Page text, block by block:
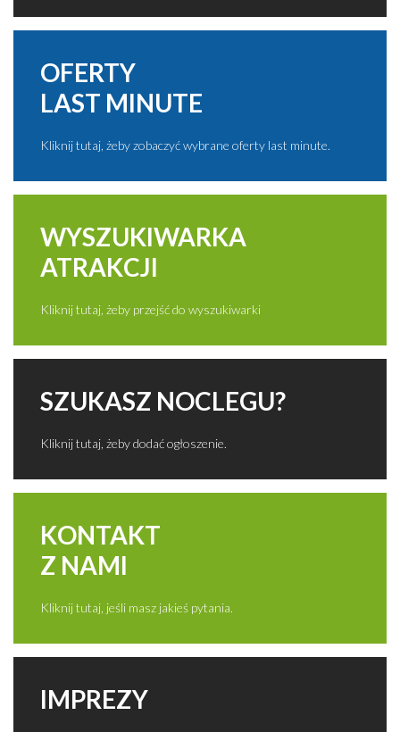
OFERTY
LAST MINUTE
Kliknij tutaj, żeby zobaczyć wybrane oferty last minute.
WYSZUKIWARKA
ATRAKCJI
Kliknij tutaj, żeby przejść do wyszukiwarki
SZUKASZ NOCLEGU?
Kliknij tutaj, żeby dodać ogłoszenie.
KONTAKT
Z NAMI
Kliknij tutaj, jeśli masz jakieś pytania.
IMPREZY